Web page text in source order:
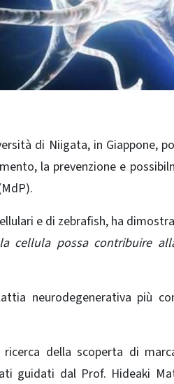
di Niigata, in Giappone,
la prevenzione e
e di zebrafish, ha
cellula possa contribuire
neurodegenerativa più
della scoperta di
guidati dal Prof. Hideaki